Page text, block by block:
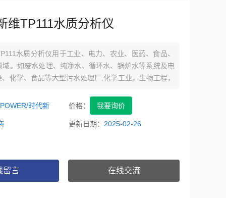
维TP111水质分析仪
水质分析仪用于工业、电力、农业、医药、食品、
域。如废水处理、纯净水、循环水、锅炉水等系统及电
化学、食品等大型污水处理厂,化学工业，生物工程，
时代新
价格： 我要询价
更新日期： 2025-02-26
留言 在线交流